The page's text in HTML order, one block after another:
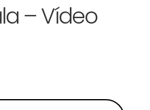
– Vídeo